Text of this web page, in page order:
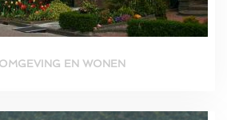
EN WONEN